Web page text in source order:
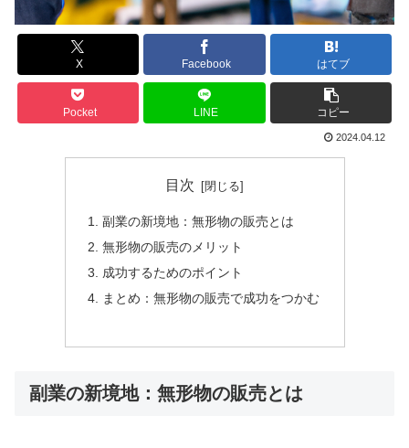
X Facebook はてブ
Pocket LINE コピー
2024.04.12
目次
副業の新境地：無形物の販売とは
無形物の販売のメリット
成功するためのポイント
まとめ：無形物の販売で成功をつかむ
副業の新境地：無形物の販売とは